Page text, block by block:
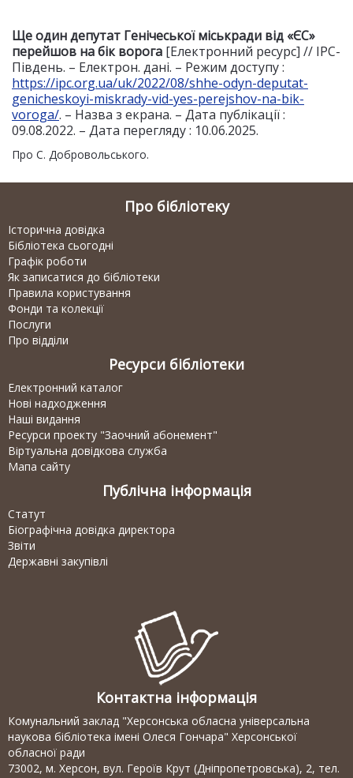
Ще один депутат Генічеської міськради від «ЄС»
перейшов на бік ворога [Електронний ресурс] // IPC-
Південь. – Електрон. дані. – Режим доступу :
https://ipc.org.ua/uk/2022/08/shhe-odyn-deputat-
genicheskoyi-miskrady-vid-yes-perejshov-na-bik-
voroga/. – Назва з екрана. – Дата публікації :
09.08.2022. – Дата перегляду : 10.06.2025.
Про С. Добровольського.
Про бібліотеку
Історична довідка
Бібліотека сьогодні
Графік роботи
Як записатися до бібліотеки
Правила користування
Фонди та колекції
Послуги
Про відділи
Ресурси бібліотеки
Електронний каталог
Нові надходження
Наші видання
Ресурси проекту "Заочний абонемент"
Віртуальна довідкова служба
Мапа сайту
Публічна інформація
Статут
Біографічна довідка директора
Звіти
Державні закупівлі
Контактна інформація
Комунальний заклад "Херсонська обласна універсальна
наукова бібліотека імені Олеся Гончара" Херсонської
обласної ради
73002, м. Херсон, вул. Героїв Крут (Дніпропетровська), 2, тел.